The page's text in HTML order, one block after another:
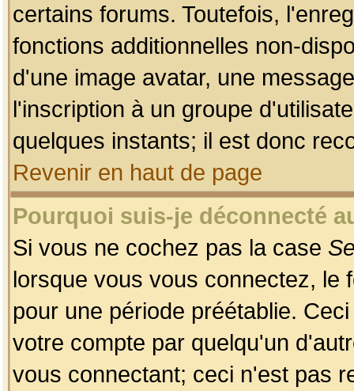
certains forums. Toutefois,
fonctions additionnelles non-
d'une image avatar, une
l'inscription à un groupe
quelques instants; il est donc
Revenir en haut de page
Pourquoi suis-je déconnecté
Si vous ne cochez pas la case
lorsque vous vous connectez, le
pour une période préétablie.
votre compte par quelqu'un
vous connectant; ceci n'est pas